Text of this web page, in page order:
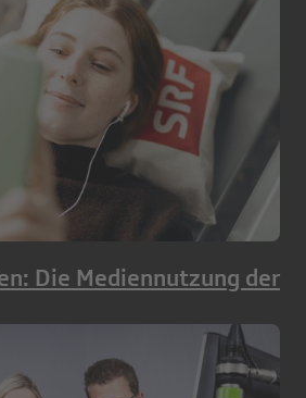
Die Mediennutzung der